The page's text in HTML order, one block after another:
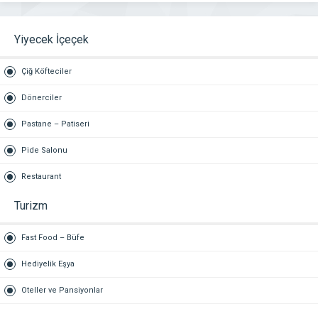
Yiyecek İçeçek
Çiğ Köfteciler
Dönerciler
Pastane – Patiseri
Pide Salonu
Restaurant
Turizm
Fast Food – Büfe
Hediyelik Eşya
Oteller ve Pansiyonlar